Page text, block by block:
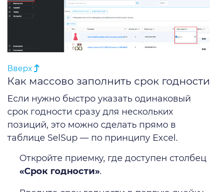
Вверх
Как массово заполнить срок годности
Если нужно быстро указать одинаковый
срок годности сразу для нескольких
позиций, это можно сделать прямо в
таблице SelSup — по принципу Excel.
Откройте приемку, где доступен столбец
«Срок годности».